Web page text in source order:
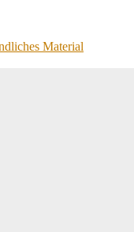
Material